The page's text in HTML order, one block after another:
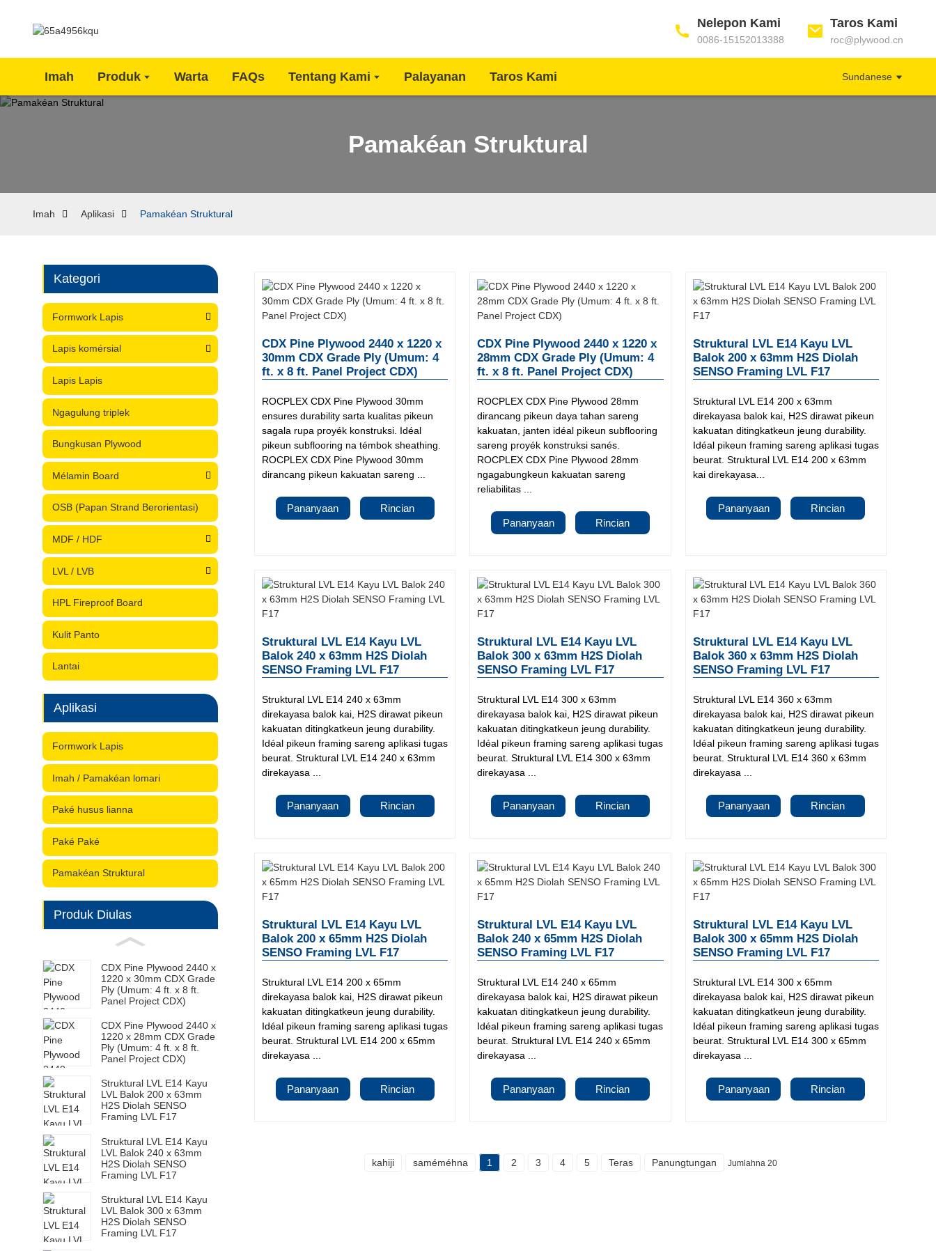
Nelepon Kami
0086-15152013388
Taros Kami
roc@plywood.cn
Imah Produk Warta FAQs Tentang Kami Palayanan Taros Kami Sundanese
Pamakéan Struktural
Imah Aplikasi Pamakéan Struktural
Kategori
Formwork Lapis
Lapis komérsial
Lapis Lapis
Ngagulung triplek
Bungkusan Plywood
Mélamin Board
OSB (Papan Strand Berorientasi)
MDF / HDF
LVL / LVB
HPL Fireproof Board
Kulit Panto
Lantai
Aplikasi
Formwork Lapis
Imah / Pamakéan lomari
Paké husus lianna
Paké Paké
Pamakéan Struktural
Produk Diulas
CDX Pine Plywood 2440 x
1220 x 30mm CDX Grade
Ply (Umum: 4 ft. x 8 ft.
Panel Project CDX)
CDX Pine Plywood 2440 x
1220 x 28mm CDX Grade
Ply (Umum: 4 ft. x 8 ft.
Panel Project CDX)
Struktural LVL E14 Kayu
LVL Balok 200 x 63mm
H2S Diolah SENSO
Framing LVL F17
Struktural LVL E14 Kayu
LVL Balok 240 x 63mm
H2S Diolah SENSO
Framing LVL F17
Struktural LVL E14 Kayu
LVL Balok 300 x 63mm
H2S Diolah SENSO
Framing LVL F17
CDX Pine Plywood 2440 x 1220 x
30mm CDX Grade Ply (Umum: 4
ft. x 8 ft. Panel Project CDX)
ROCPLEX CDX Pine Plywood 30mm
ensures durability sarta kualitas pikeun
sagala rupa proyék konstruksi. Idéal
pikeun subflooring na témbok sheathing.
ROCPLEX CDX Pine Plywood 30mm
dirancang pikeun kakuatan sareng ...
Pananyaan Rincian
CDX Pine Plywood 2440 x 1220 x
28mm CDX Grade Ply (Umum: 4
ft. x 8 ft. Panel Project CDX)
ROCPLEX CDX Pine Plywood 28mm
dirancang pikeun daya tahan sareng
kakuatan, janten idéal pikeun subflooring
sareng proyék konstruksi sanés.
ROCPLEX CDX Pine Plywood 28mm
ngagabungkeun kakuatan sareng
reliabilitas ...
Pananyaan Rincian
Struktural LVL E14 Kayu LVL
Balok 200 x 63mm H2S Diolah
SENSO Framing LVL F17
Struktural LVL E14 200 x 63mm
direkayasa balok kai, H2S dirawat pikeun
kakuatan ditingkatkeun jeung durability.
Idéal pikeun framing sareng aplikasi tugas
beurat. Struktural LVL E14 200 x 63mm
kai direkayasa...
Pananyaan Rincian
Struktural LVL E14 Kayu LVL
Balok 240 x 63mm H2S Diolah
SENSO Framing LVL F17
Struktural LVL E14 240 x 63mm
direkayasa balok kai, H2S dirawat pikeun
kakuatan ditingkatkeun jeung durability.
Idéal pikeun framing sareng aplikasi tugas
beurat. Struktural LVL E14 240 x 63mm
direkayasa ...
Pananyaan Rincian
Struktural LVL E14 Kayu LVL
Balok 300 x 63mm H2S Diolah
SENSO Framing LVL F17
Struktural LVL E14 300 x 63mm
direkayasa balok kai, H2S dirawat pikeun
kakuatan ditingkatkeun jeung durability.
Idéal pikeun framing sareng aplikasi tugas
beurat. Struktural LVL E14 300 x 63mm
direkayasa ...
Pananyaan Rincian
Struktural LVL E14 Kayu LVL
Balok 360 x 63mm H2S Diolah
SENSO Framing LVL F17
Struktural LVL E14 360 x 63mm
direkayasa balok kai, H2S dirawat pikeun
kakuatan ditingkatkeun jeung durability.
Idéal pikeun framing sareng aplikasi tugas
beurat. Struktural LVL E14 360 x 63mm
direkayasa ...
Pananyaan Rincian
Struktural LVL E14 Kayu LVL
Balok 200 x 65mm H2S Diolah
SENSO Framing LVL F17
Struktural LVL E14 200 x 65mm
direkayasa balok kai, H2S dirawat pikeun
kakuatan ditingkatkeun jeung durability.
Idéal pikeun framing sareng aplikasi tugas
beurat. Struktural LVL E14 200 x 65mm
direkayasa ...
Pananyaan Rincian
Struktural LVL E14 Kayu LVL
Balok 240 x 65mm H2S Diolah
SENSO Framing LVL F17
Struktural LVL E14 240 x 65mm
direkayasa balok kai, H2S dirawat pikeun
kakuatan ditingkatkeun jeung durability.
Idéal pikeun framing sareng aplikasi tugas
beurat. Struktural LVL E14 240 x 65mm
direkayasa ...
Pananyaan Rincian
Struktural LVL E14 Kayu LVL
Balok 300 x 65mm H2S Diolah
SENSO Framing LVL F17
Struktural LVL E14 300 x 65mm
direkayasa balok kai, H2S dirawat pikeun
kakuatan ditingkatkeun jeung durability.
Idéal pikeun framing sareng aplikasi tugas
beurat. Struktural LVL E14 300 x 65mm
direkayasa ...
Pananyaan Rincian
kahiji saméméhna 1 2 3 4 5 Teras Panungtungan Jumlahna 20